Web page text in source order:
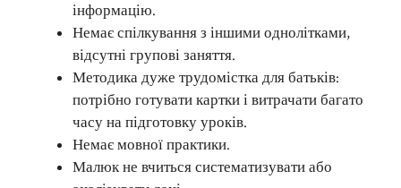
інформацію.
Немає спілкування з іншими однолітками,
відсутні групові заняття.
Методика дуже трудомістка для батьків:
потрібно готувати картки і витрачати багато
часу на підготовку уроків.
Немає мовної практики.
Малюк не вчиться систематизувати або